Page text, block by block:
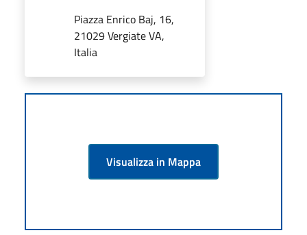
Piazza Enrico Baj, 16,
21029 Vergiate VA,
Italia
Visualizza in Mappa